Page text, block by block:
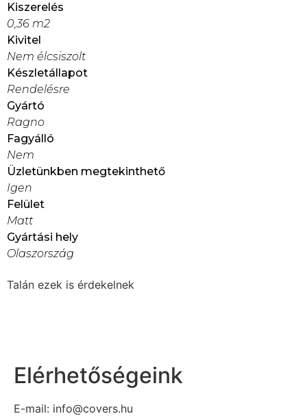
Kiszerelés
0,36 m2
Kivitel
Nem élcsiszolt
Készletállapot
Rendelésre
Gyártó
Ragno
Fagyálló
Nem
Üzletünkben megtekinthető
Igen
Felület
Matt
Gyártási hely
Olaszország
Talán ezek is érdekelnek
Elérhetőségeink
E-mail: info@covers.hu